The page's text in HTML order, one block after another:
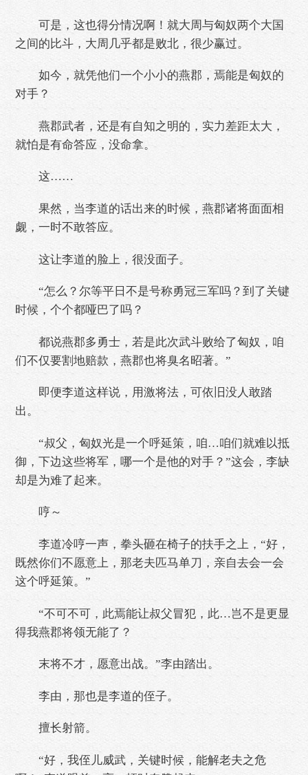
可是，这也得分情况啊！就大周与匈奴两个大国
之间的比斗，大周几乎都是败北，很少赢过。
如今，就凭他们一个小小的燕郡，焉能是匈奴的
对手？
燕郡武者，还是有自知之明的，实力差距太大，
就怕是有命答应，没命拿。
这……
果然，当李道的话出来的时候，燕郡诸将面面相
觑，一时不敢答应。
这让李道的脸上，很没面子。
“怎么？尔等平日不是号称勇冠三军吗？到了关键
时候，个个都哑巴了吗？
都说燕郡多勇士，若是此次武斗败给了匈奴，咱
们不仅要割地赔款，燕郡也将臭名昭著。”
即便李道这样说，用激将法，可依旧没人敢踏
出。
“叔父，匈奴光是一个呼延策，咱…咱们就难以抵
御，下边这些将军，哪一个是他的对手？”这会，李缺
却是为难了起来。
哼～
李道冷哼一声，拳头砸在椅子的扶手之上，“好，
既然你们不愿意上，那老夫匹马单刀，亲自去会一会
这个呼延策。”
“不可不可，此焉能让叔父冒犯，此…岂不是更显
得我燕郡将领无能了？
末将不才，愿意出战。”李由踏出。
李由，那也是李道的侄子。
擅长射箭。
“好，我侄儿威武，关键时候，能解老夫之危